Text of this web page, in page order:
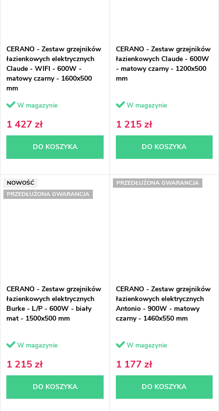
CERANO - Zestaw grzejników
łazienkowych elektrycznych
Claude - WIFI - 600W -
matowy czarny - 1600x500
mm
W magazynie
1 427 zł
DO KOSZYKA
CERANO - Zestaw grzejników
łazienkowych Claude - 600W
- matowy czarny - 1200x500
mm
W magazynie
1 215 zł
DO KOSZYKA
NOWOŚĆ
PRZEDŁUŻONA GWARANCJA
CERANO - Zestaw grzejników
łazienkowych elektrycznych
Burke - L/P - 600W - biały
mat - 1500x500 mm
W magazynie
1 215 zł
DO KOSZYKA
PRZEDŁUŻONA GWARANCJA
CERANO - Zestaw grzejników
łazienkowych elektrycznych
Antonio - 900W - matowy
czarny - 1460x550 mm
W magazynie
1 177 zł
DO KOSZYKA